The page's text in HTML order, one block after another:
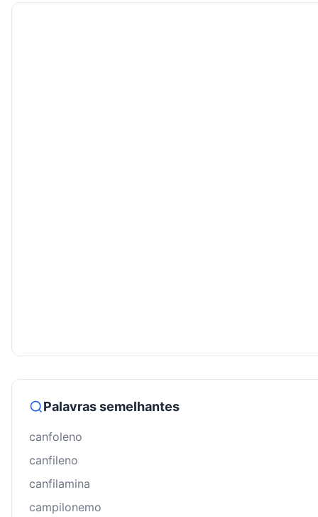
Palavras semelhantes
canfoleno
canfileno
canfilamina
campilonemo